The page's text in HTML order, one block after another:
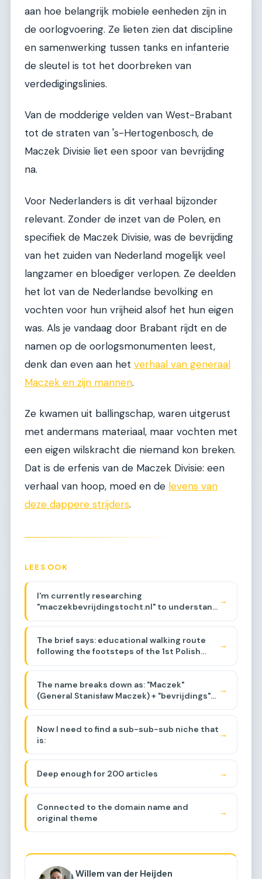
aan hoe belangrijk mobiele eenheden zijn in
de oorlogvoering. Ze lieten zien dat discipline
en samenwerking tussen tanks en infanterie
de sleutel is tot het doorbreken van
verdedigingslinies.
Van de modderige velden van West-Brabant
tot de straten van 's-Hertogenbosch, de
Maczek Divisie liet een spoor van bevrijding
na.
Voor Nederlanders is dit verhaal bijzonder
relevant. Zonder de inzet van de Polen, en
specifiek de Maczek Divisie, was de bevrijding
van het zuiden van Nederland mogelijk veel
langzamer en bloediger verlopen. Ze deelden
het lot van de Nederlandse bevolking en
vochten voor hun vrijheid alsof het hun eigen
was. Als je vandaag door Brabant rijdt en de
namen op de oorlogsmonumenten leest,
denk dan even aan het verhaal van generaal
Maczek en zijn mannen.
Ze kwamen uit ballingschap, waren uitgerust
met andermans materiaal, maar vochten met
een eigen wilskracht die niemand kon breken.
Dat is de erfenis van de Maczek Divisie: een
verhaal van hoop, moed en de levens van
deze dappere strijders.
LEES OOK
I'm currently researching
"maczekbevrijdingstocht.nl" to understand
appears to be related to a walking route
commemorating General Maczek and the
Polish liberation of the Netherlands during
Nassau/Breda area. Let me think about the
sub-sub-niche.
→
The brief says: educational walking route
following the footsteps of the 1st Polish
Breda area, liberation of the region.
→
The name breaks down as: "Maczek"
(General Stanisław Maczek) + "bevrijdings"
(liberation) + "tocht"
(journey/march/route).
→
Now I need to find a sub-sub-sub niche that
is:
→
Deep enough for 200 articles →
Connected to the domain name and
original theme
→
Willem van der Heijden